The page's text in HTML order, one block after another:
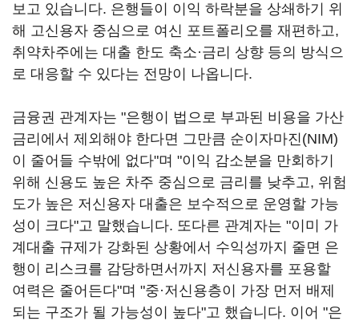
보고 있습니다. 은행들이 이익 하락분을 상쇄하기 위
해 고신용자 중심으로 여신 포트폴리오를 재편하고,
취약차주에는 대출 한도 축소·금리 상향 등의 방식으
로 대응할 수 있다는 전망이 나옵니다.
금융권 관계자는 "은행이 법으로 부과된 비용을 가산
금리에서 제외해야 한다면 그만큼 순이자마진(NIM)
이 줄어들 수밖에 없다"며 "이익 감소분을 만회하기
위해 신용도 높은 차주 중심으로 금리를 낮추고, 위험
도가 높은 저신용자 대출은 보수적으로 운영할 가능
성이 크다"고 말했습니다. 또다른 관계자는 "이미 가
계대출 규제가 강화된 상황에서 수익성까지 줄면 은
행이 리스크를 감당하면서까지 저신용자를 포용할
여력은 줄어든다"며 "중·저신용층이 가장 먼저 배제
되는 구조가 될 가능성이 높다"고 했습니다. 이어 "은